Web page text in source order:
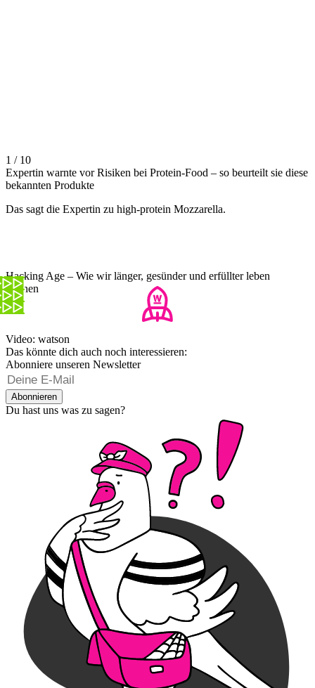
1 / 10
Expertin warnte vor Risiken bei Protein-Food – so beurteilt sie diese
bekannten Produkte
Das sagt die Expertin zu high-protein Mozzarella.
Hacking Age – Wie wir länger, gesünder und erfüllter leben
können
Video: watson
Das könnte dich auch noch interessieren:
Abonniere unseren Newsletter
Abonnieren
Du hast uns was zu sagen?